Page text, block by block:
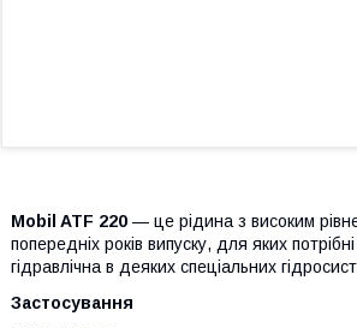
Mobil ATF 220 — це рідина з високим
попередніх років випуску, для яких
гідравлічна в деяких спеціальних
Застосування